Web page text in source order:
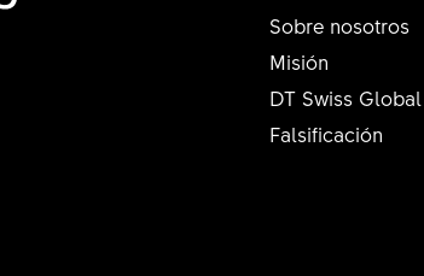
Sobre nosotros
Misión
DT Swiss Global
Falsificación